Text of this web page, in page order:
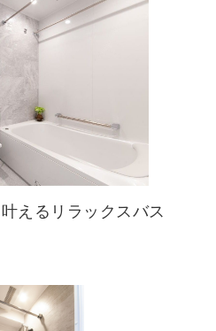
えるリラックスバス